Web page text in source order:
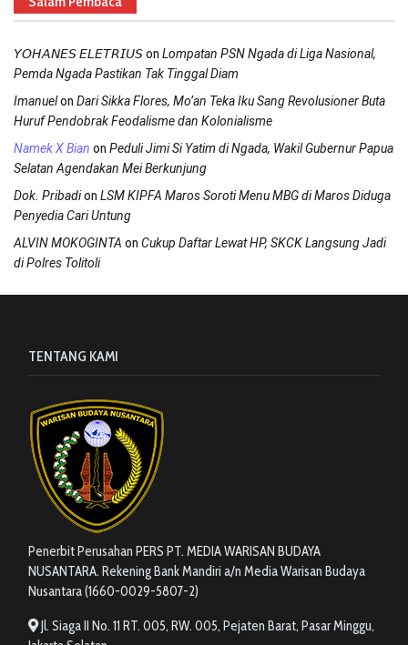
𝘠𝘖𝘏𝘈𝘕𝘌𝘚 𝘌𝘓𝘌𝘛𝘙𝘐𝘜𝘚on Lompatan PSN Ngada di Liga Nasional,
Pemda Ngada Pastikan Tak Tinggal Diam
Imanuelon Dari Sikka Flores, Mo’an Teka Iku Sang Revolusioner Buta
Huruf Pendobrak Feodalisme dan Kolonialisme
Namek X Bian on Peduli Jimi Si Yatim di Ngada, Wakil Gubernur Papua
Selatan Agendakan Mei Berkunjung
Dok. Pribadion LSM KIPFA Maros Soroti Menu MBG di Maros Diduga
Penyedia Cari Untung
ALVIN MOKOGINTA on Cukup Daftar Lewat HP, SKCK Langsung Jadi
di Polres Tolitoli
TENTANG KAMI
Penerbit Perusahan PERS PT. MEDIA WARISAN BUDAYA
NUSANTARA. Rekening Bank Mandiri a/n Media Warisan Budaya
Nusantara (1660-0029-5807-2)
Jl. Siaga II No. 11 RT. 005, RW. 005, Pejaten Barat, Pasar Minggu,